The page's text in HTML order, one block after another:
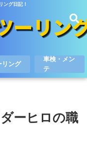
ング日記！
リング
車検・メン
テ
ーヒロの職